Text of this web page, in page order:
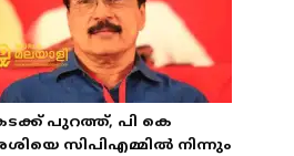
പുറത്ത്, പി കെ
സിപിഎമ്മിൽ നിന്നും